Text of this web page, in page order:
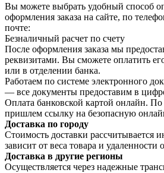
Вы можете выбрать удобный способ
оформления заказа на сайте, по
почте:
Безналичный расчет по счету
После оформления заказа мы
реквизитами. Вы сможете оплатить
или в отделении банка.
Работаем по системе электронного
— все документы предоставим в
Оплата банковской картой онлайн.
пришлем ссылку на безопасную
Доставка по городу
Стоимость доставки рассчитывается
зависит от веса товара и
Доставка в другие регионы
Осуществляется через надежные